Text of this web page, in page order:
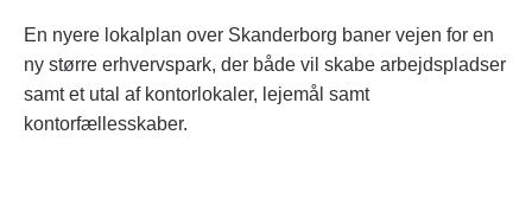
En nyere lokalplan over Skanderborg baner vejen for en
ny større erhvervspark, der både vil skabe arbejdspladser
samt et utal af kontorlokaler, lejemål samt
kontorfællesskaber.